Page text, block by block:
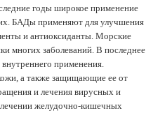
годы широкое применение
БАДы применяют для улучшения
и антиоксиданты. Морские
многих заболеваний. В последнее
применения.
а также защищающие ее от
и лечения вирусных и
желудочно-кишечных